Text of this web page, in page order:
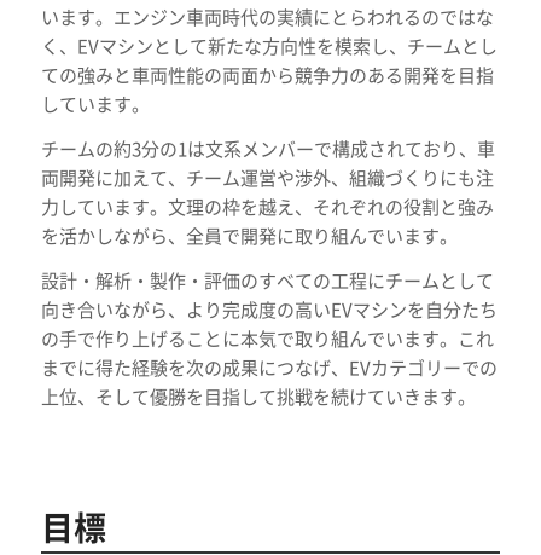
います。エンジン車両時代の実績にとらわれるのではな
く、EVマシンとして新たな方向性を模索し、チームとし
ての強みと車両性能の両面から競争力のある開発を目指
しています。
チームの約3分の1は文系メンバーで構成されており、車
両開発に加えて、チーム運営や渉外、組織づくりにも注
力しています。文理の枠を越え、それぞれの役割と強み
を活かしながら、全員で開発に取り組んでいます。
設計・解析・製作・評価のすべての工程にチームとして
向き合いながら、より完成度の高いEVマシンを自分たち
の手で作り上げることに本気で取り組んでいます。これ
までに得た経験を次の成果につなげ、EVカテゴリーでの
上位、そして優勝を目指して挑戦を続けていきます。
目標